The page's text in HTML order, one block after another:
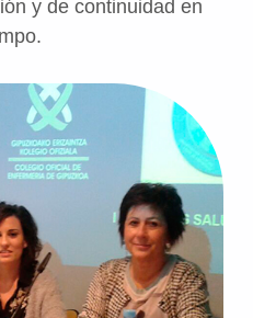
y de continuidad en
.